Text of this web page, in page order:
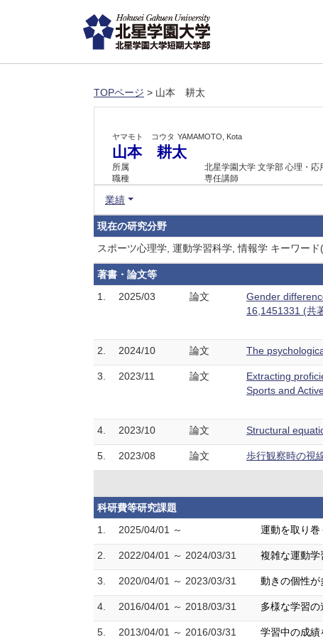
TOPページ > 山本 耕太
ヤマモト コウタ YAMAMOTO, Kota
山本 耕太
所属
北星学園大学 文学部 心理・
職種
専任講師
業績
現在の研究分野
スポーツ心理学, 運動学習科学, 情報学 キーワー
著書・論文等
1.
2025/03 論文
Gender
16,1451331 (共
2. 2024/10 論文 The
3. 2023/11 論文
Extracting
Sports and
4. 2023/10 論文 Structural
5. 2023/08 論文 歩行観察時の視
科研費等研究課題
1.
2025/04/01 ～ 運動を取り
2. 2022/04/01 ～ 2024/03/31 複雑な運動
3. 2020/04/01 ～ 2023/03/31 動きの個性
4. 2016/04/01 ～ 2018/03/31 多様な学習
5. 2013/04/01 ～ 2016/03/31 学習中の成